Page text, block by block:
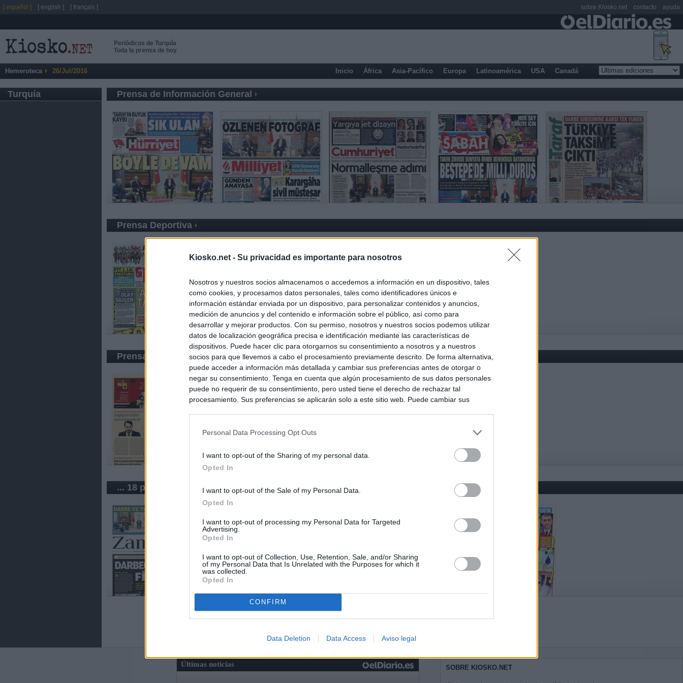
Kiosko.net - Su privacidad es importante para nosotros
Nosotros y nuestros socios almacenamos o accedemos a información en un dispositivo, tales
como cookies, y procesamos datos personales, tales como identificadores únicos e
información estándar enviada por un dispositivo, para personalizar contenidos y anuncios,
medición de anuncios y del contenido e información sobre el público, así como para
desarrollar y mejorar productos. Con su permiso, nosotros y nuestros socios podemos utilizar
datos de localización geográfica precisa e identificación mediante las características de
dispositivos. Puede hacer clic para otorgarnos su consentimiento a nosotros y a nuestros
socios para que llevemos a cabo el procesamiento previamente descrito. De forma alternativa,
puede acceder a información más detallada y cambiar sus preferencias antes de otorgar o
negar su consentimiento. Tenga en cuenta que algún procesamiento de sus datos personales
puede no requerir de su consentimiento, pero usted tiene el derecho de rechazar tal
procesamiento. Sus preferencias se aplicarán solo a este sitio web. Puede cambiar sus
Personal Data Processing Opt Outs
I want to opt-out of the Sharing of my personal data.
Opted In
I want to opt-out of the Sale of my Personal Data.
Opted In
I want to opt-out of processing my Personal Data for Targeted
Advertising.
Opted In
I want to opt-out of Collection, Use, Retention, Sale, and/or Sharing
of my Personal Data that Is Unrelated with the Purposes for which it
was collected.
Opted In
CONFIRM
Data Deletion Data Access Aviso legal
Periódicos de Turquía
Toda la prensa de hoy
Hemeroteca 26/Jul/2016 Inicio África Asia-Pacífico Europa Latinoamérica USA Canadá
Turquía Prensa de Información General
Prensa Deportiva
Prensa Económica
... 18 periódicos de Turquía
Últimas noticias SOBRE KIOSKO.NET
[ español ] [ english ] [ français ] sobre Kiosko.net contacto ayuda